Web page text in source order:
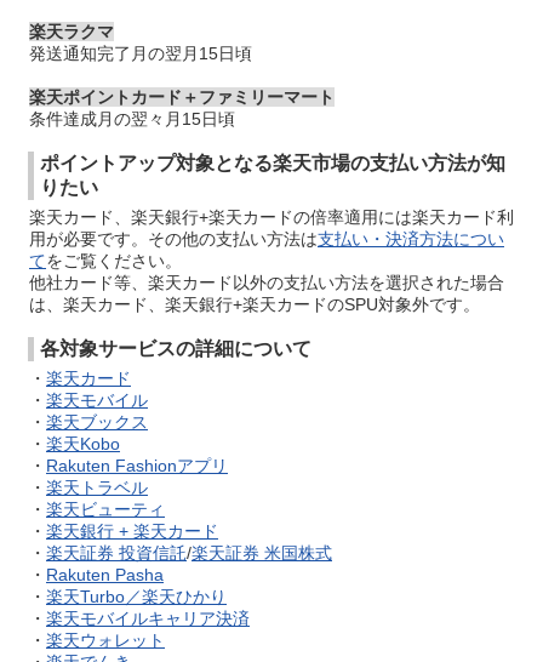
楽天ラクマ
発送通知完了月の翌月15日頃
楽天ポイントカード＋ファミリーマート
条件達成月の翌々月15日頃
ポイントアップ対象となる楽天市場の支払い方法が知
りたい
楽天カード、楽天銀行+楽天カードの倍率適用には楽天カード利
用が必要です。その他の支払い方法は支払い・決済方法につい
てをご覧ください。
他社カード等、楽天カード以外の支払い方法を選択された場合
は、楽天カード、楽天銀行+楽天カードのSPU対象外です。
各対象サービスの詳細について
・ 楽天カード
・ 楽天モバイル
・ 楽天ブックス
・ 楽天Kobo
・ Rakuten Fashionアプリ
・ 楽天トラベル
・ 楽天ビューティ
・ 楽天銀行 + 楽天カード
・ 楽天証券 投資信託/楽天証券 米国株式
・ Rakuten Pasha
・ 楽天Turbo／楽天ひかり
・ 楽天モバイルキャリア決済
・ 楽天ウォレット